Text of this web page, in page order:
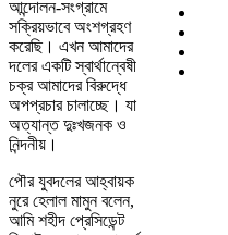
আন্দোলন-সংগ্রামে
সক্রিয়ভাবে অংশগ্রহণ
করেছি। এখন আমাদের
দলের একটি স্বার্থান্বেষী
চক্র আমাদের বিরুদ্ধে
অপপ্রচার চালাচ্ছে। যা
অত্যান্ত দুঃখজনক ও
নিন্দনীয়।
পৌর যুবদলের আহ্বায়ক
নুরে হেলাল মামুন বলেন,
আমি শহীদ প্রেসিডেন্ট